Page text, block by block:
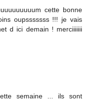
cette bonne
oupsssssss !!! je vais
d ici demain ! merciiiiiii
semaine ... ils sont